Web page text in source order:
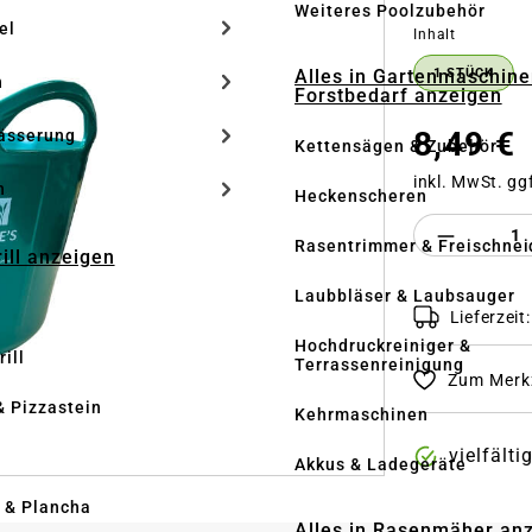
anzeigen
Pizzastein
Plancha
Weiteres Poolzubehör
Alles in
Forstbedarf anzeigen
Kettensägen & Zubehör
Heckenscheren
Rasentrimmer &
Laubbläser & Laubsauger
Hochdruckreiniger &
Terrassenreinigung
Kehrmaschinen
Akkus & Ladegeräte
Inhalt
1 STÜCK
8,49 €
inkl. MwSt.
Produkt
Zum